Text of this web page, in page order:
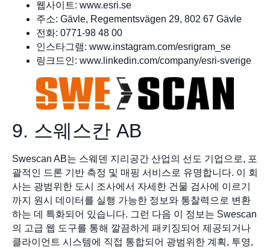
웹사이트: www.esri.se
주소: Gävle, Regementsvägen 29, 802 67 Gävle
전화: 0771-98 48 00
인스타그램: www.instagram.com/esrigram_se
링크드인: www.linkedin.com/company/esri-sverige
9. 스웨스칸 AB
Swescan AB는 스웨덴 지리공간 산업의 선도 기업으로, 포
괄적인 드론 기반 측정 및 매핑 서비스로 유명합니다. 이 회
사는 광범위한 도시 조사에서 자세한 건물 검사에 이르기
까지 원시 데이터를 실행 가능한 정보와 통찰력으로 변환
하는 데 특화되어 있습니다. 그런 다음 이 정보는 Swescan
의 고급 웹 도구를 통해 깔끔하게 패키징되어 제공되거나
클라이언트 시스템에 직접 통합되어 광범위한 계획, 투영,